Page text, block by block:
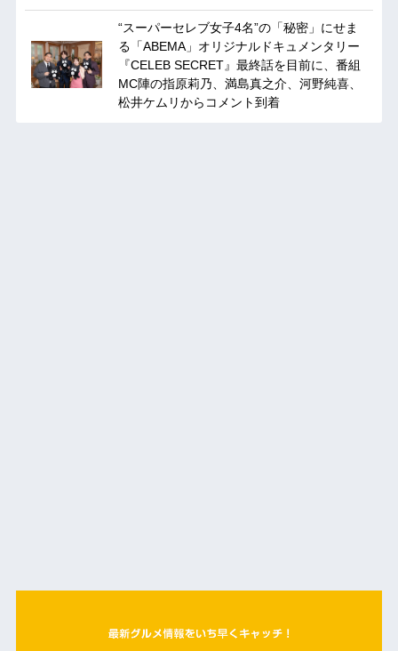
“スーパーセレブ女子4名”の「秘密」にせま
る「ABEMA」オリジナルドキュメンタリー
『CELEB SECRET』最終話を目前に、番組
MC陣の指原莉乃、満島真之介、河野純喜、
松井ケムリからコメント到着